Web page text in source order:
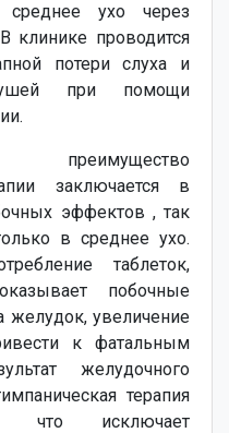
ухо через
клинике проводится
потери слуха и
ушей при помощи
заключается в
эффектов , так
в среднее ухо.
таблеток,
побочные
увеличение
к фатальным
желудочного
терапия
что исключает